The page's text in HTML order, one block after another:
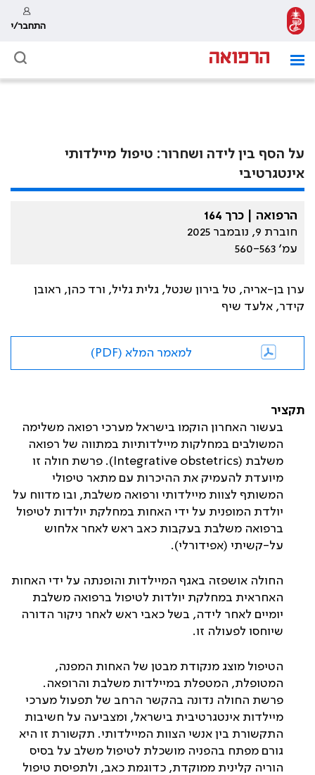
התחבר/י
על הסף בין לידה ושחרור: טיפול מיילדותי
אינטגרטיבי
הרפואה | כרך 164
חוברת 9, נובמבר 2025
עמ׳ 560-563
ערן בן-אריה, טל בירון שנטל, גלית גליל, ורד כהן, ראובן
קידר, אלעד שיף
למאמר המלא (PDF)
תקציר
בעשור האחרון הוקמו בישראל מערכי רפואה משלימה
המשולבים במחלקות מיילדותיות במתווה של רפואה
משלבת (Integrative obstetrics). פרשת חולה זו
מיועדת להעמיק את ההיכרות עם מתאר טיפולי
המשותף לצוות מיילדותי ורפואה משלבת, ובו מדווח על
יולדת המופנית על ידי האחות במחלקת יולדות לטיפול
ברפואה משלבת בעקבות כאב ראש לאחר אלחוש
על-קשיתי (אפידורלי).
החולה אושפזה באגף המיילדות והופנתה על ידי האחות
האחראית במחלקת יולדות לטיפול ברפואה משלבת
יומיים לאחר לידה, בשל כאבי ראש לאחר ניקור הדורה
שיוחסו לפעולה זו.
הטיפול מוצג מנקודת מבטן של האחות המפנה,
המטופלת, המטפלת במיילדות משלבת והרופאה.
פרשת החולה נדונה בהקשר הרחב של תפעול מערכי
מיילדות אינטגרטיבית בישראל, ומצביעה על חשיבות
התקשורת בין אנשי הצוות המיילדותי. תקשורת זו היא
גורם מפתח בהפניה מושכלת לטיפול משלב על בסיס
הוריה קלינית ממוקדת, כדוגמת כאב, ולתפיסת טיפול